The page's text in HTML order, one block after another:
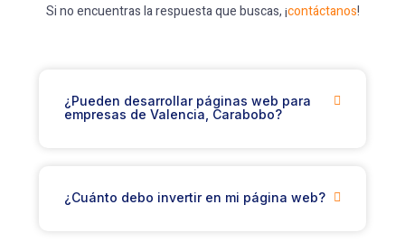
Si no encuentras la respuesta que buscas, ¡contáctanos!
¿Pueden desarrollar páginas web para
empresas de Valencia, Carabobo?
¿Cuánto debo invertir en mi página web?